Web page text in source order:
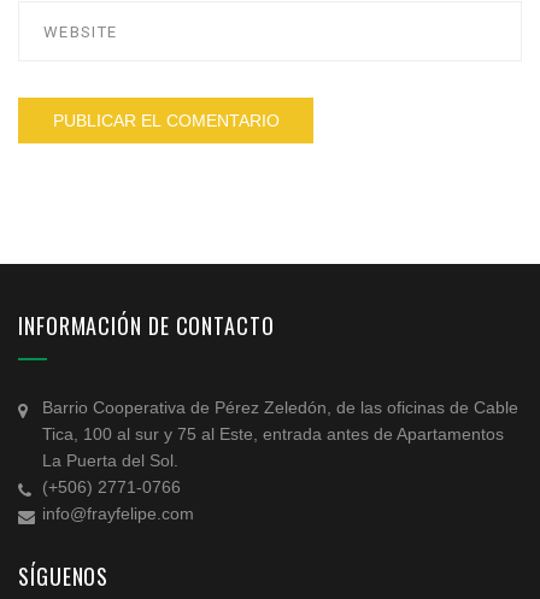
INFORMACIÓN DE CONTACTO
Barrio Cooperativa de Pérez Zeledón, de las oficinas de Cable
Tica, 100 al sur y 75 al Este, entrada antes de Apartamentos
La Puerta del Sol.
(+506) 2771-0766
info@frayfelipe.com
SÍGUENOS